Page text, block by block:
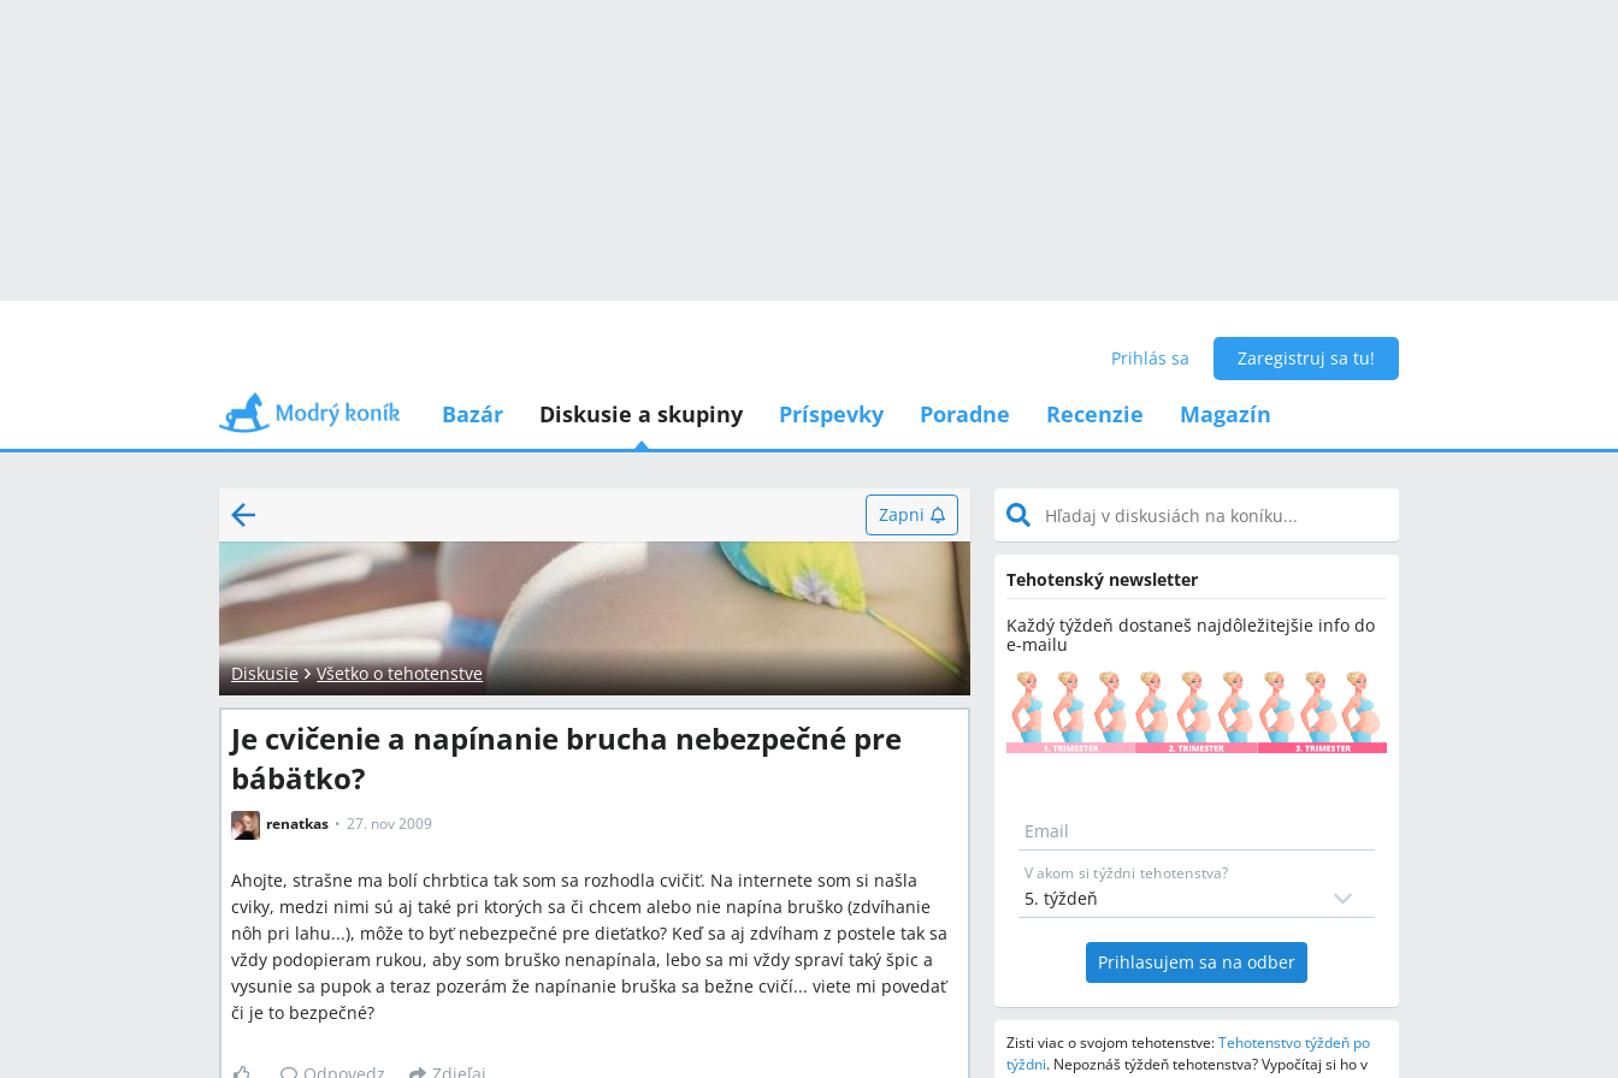
Prihlás sa Zaregistruj sa tu!
Bazár Diskusie a skupiny Príspevky Poradne Recenzie Magazín
Zapni
Diskusie Všetko o tehotenstve
Je cvičenie a napínanie brucha nebezpečné pre
bábätko?
renatkas 27. nov 2009
Ahojte, strašne ma bolí chrbtica tak som sa rozhodla cvičiť. Na internete som si našla
cviky, medzi nimi sú aj také pri ktorých sa či chcem alebo nie napína bruško (zdvíhanie
nôh pri lahu...), môže to byť nebezpečné pre dieťatko? Keď sa aj zdvíham z postele tak sa
vždy podopieram rukou, aby som bruško nenapínala, lebo sa mi vždy spraví taký špic a
vysunie sa pupok a teraz pozerám že napínanie bruška sa bežne cvičí... viete mi povedať
či je to bezpečné?
Tehotenský newsletter
Každý týždeň dostaneš najdôležitejšie info do
e-mailu
Email
V akom si týždni tehotenstva?
Prihlasujem sa na odber
Zisti viac o svojom tehotenstve:Tehotenstvo týždeň po
týždni. Nepoznáš týždeň tehotenstva? Vypočítaj si ho v